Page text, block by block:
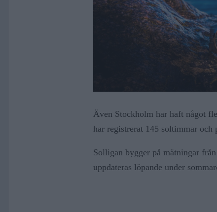
Även Stockholm har haft något
har registrerat 145 soltimmar och
Solligan bygger på mätningar
uppdateras löpande under